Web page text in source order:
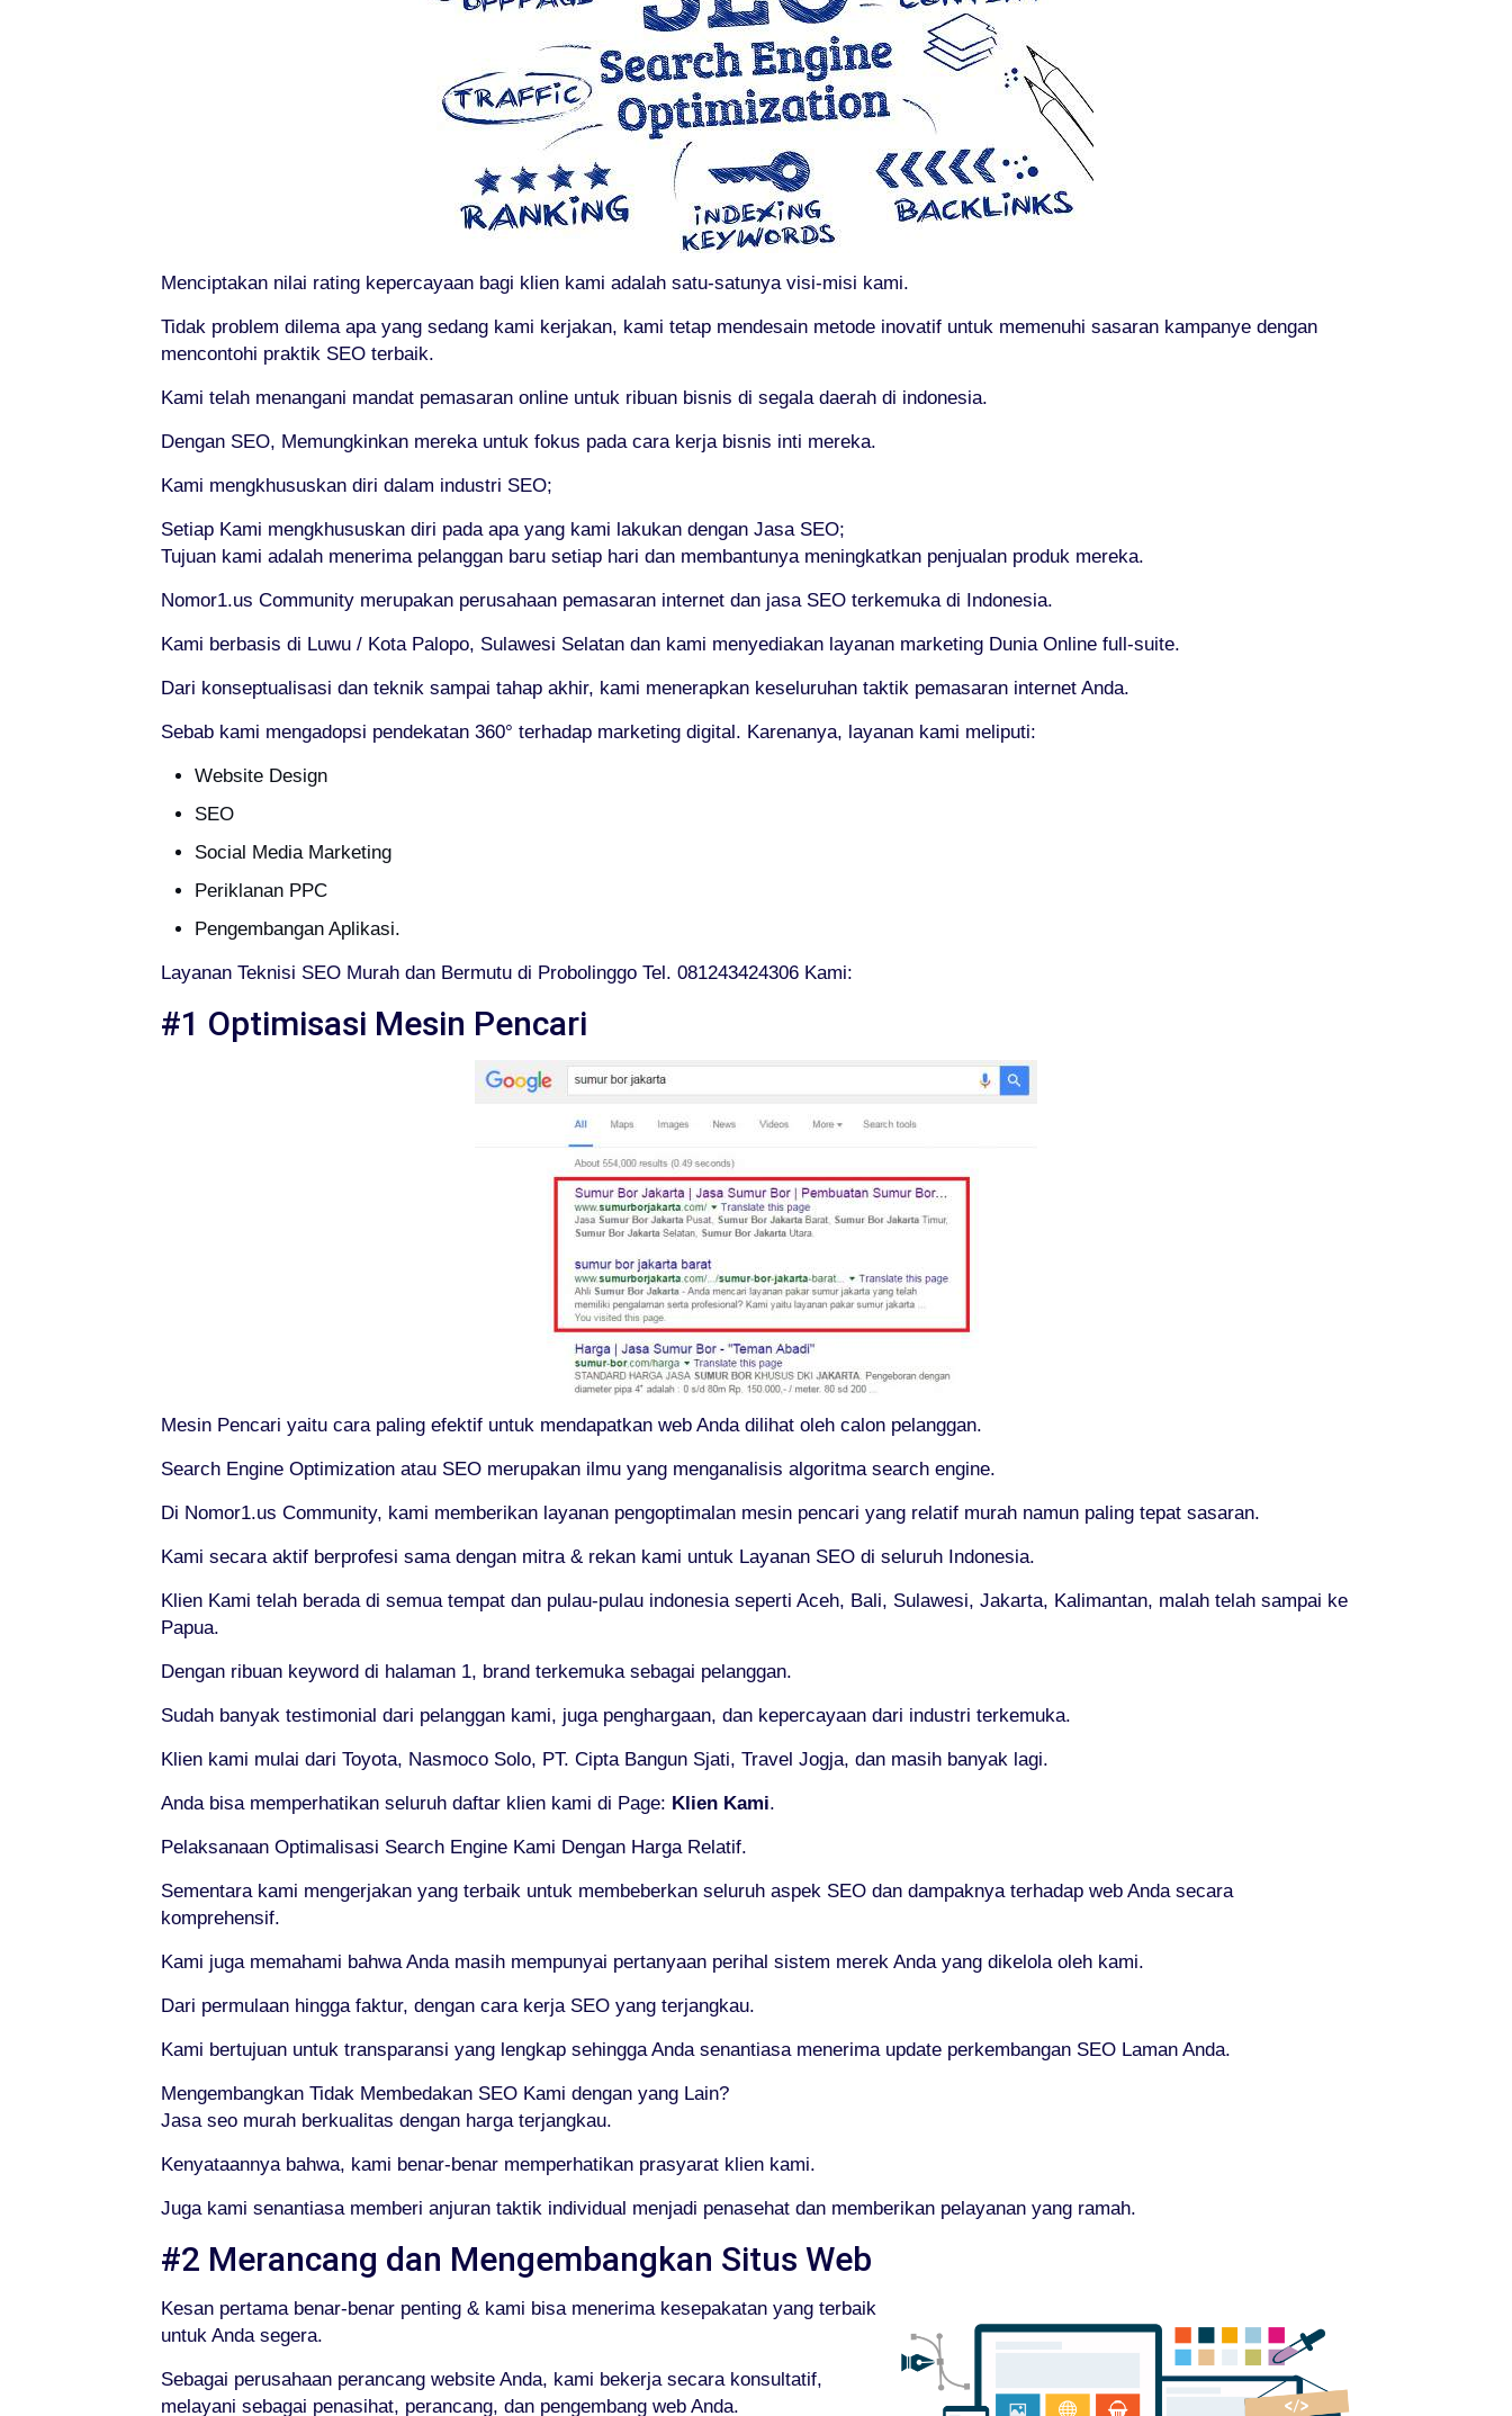
Menciptakan nilai rating kepercayaan bagi klien kami adalah satu-satunya visi-misi kami.
Tidak problem dilema apa yang sedang kami kerjakan, kami tetap mendesain metode inovatif untuk memenuhi sasaran kampanye dengan
mencontohi praktik SEO terbaik.
Kami telah menangani mandat pemasaran online untuk ribuan bisnis di segala daerah di indonesia.
Dengan SEO, Memungkinkan mereka untuk fokus pada cara kerja bisnis inti mereka.
Kami mengkhususkan diri dalam industri SEO;
Setiap Kami mengkhususkan diri pada apa yang kami lakukan dengan Jasa SEO;
Tujuan kami adalah menerima pelanggan baru setiap hari dan membantunya meningkatkan penjualan produk mereka.
Nomor1.us Community merupakan perusahaan pemasaran internet dan jasa SEO terkemuka di Indonesia.
Kami berbasis di Luwu / Kota Palopo, Sulawesi Selatan dan kami menyediakan layanan marketing Dunia Online full-suite.
Dari konseptualisasi dan teknik sampai tahap akhir, kami menerapkan keseluruhan taktik pemasaran internet Anda.
Sebab kami mengadopsi pendekatan 360° terhadap marketing digital. Karenanya, layanan kami meliputi:
Website Design
SEO
Social Media Marketing
Periklanan PPC
Pengembangan Aplikasi.
Layanan Teknisi SEO Murah dan Bermutu di Probolinggo Tel. 081243424306 Kami:
#1 Optimisasi Mesin Pencari
Mesin Pencari yaitu cara paling efektif untuk mendapatkan web Anda dilihat oleh calon pelanggan.
Search Engine Optimization atau SEO merupakan ilmu yang menganalisis algoritma search engine.
Di Nomor1.us Community, kami memberikan layanan pengoptimalan mesin pencari yang relatif murah namun paling tepat sasaran.
Kami secara aktif berprofesi sama dengan mitra & rekan kami untuk Layanan SEO di seluruh Indonesia.
Klien Kami telah berada di semua tempat dan pulau-pulau indonesia seperti Aceh, Bali, Sulawesi, Jakarta, Kalimantan, malah telah sampai ke
Papua.
Dengan ribuan keyword di halaman 1, brand terkemuka sebagai pelanggan.
Sudah banyak testimonial dari pelanggan kami, juga penghargaan, dan kepercayaan dari industri terkemuka.
Klien kami mulai dari Toyota, Nasmoco Solo, PT. Cipta Bangun Sjati, Travel Jogja, dan masih banyak lagi.
Anda bisa memperhatikan seluruh daftar klien kami di Page: Klien Kami.
Pelaksanaan Optimalisasi Search Engine Kami Dengan Harga Relatif.
Sementara kami mengerjakan yang terbaik untuk membeberkan seluruh aspek SEO dan dampaknya terhadap web Anda secara
komprehensif.
Kami juga memahami bahwa Anda masih mempunyai pertanyaan perihal sistem merek Anda yang dikelola oleh kami.
Dari permulaan hingga faktur, dengan cara kerja SEO yang terjangkau.
Kami bertujuan untuk transparansi yang lengkap sehingga Anda senantiasa menerima update perkembangan SEO Laman Anda.
Mengembangkan Tidak Membedakan SEO Kami dengan yang Lain?
Jasa seo murah berkualitas dengan harga terjangkau.
Kenyataannya bahwa, kami benar-benar memperhatikan prasyarat klien kami.
Juga kami senantiasa memberi anjuran taktik individual menjadi penasehat dan memberikan pelayanan yang ramah.
#2 Merancang dan Mengembangkan Situs Web
Kesan pertama benar-benar penting & kami bisa menerima kesepakatan yang terbaik
untuk Anda segera.
Sebagai perusahaan perancang website Anda, kami bekerja secara konsultatif,
melayani sebagai penasihat, perancang, dan pengembang web Anda.